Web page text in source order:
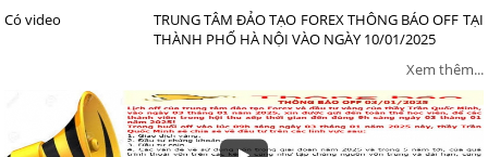
TRUNG TÂM ĐẢO TẠO FOREX THÔNG BÁO OFF TẠI
THÀNH PHỐ HÀ NỘI VÀO NGÀY 10/01/2025
Có video
Xem thêm...